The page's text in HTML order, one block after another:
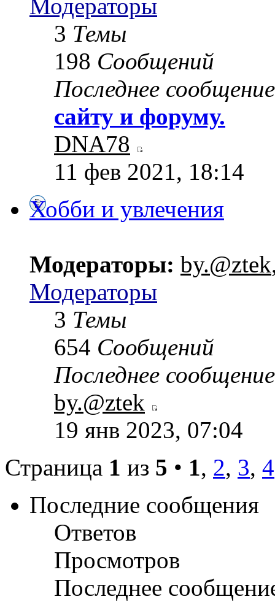
Модераторы
3 Темы
198 Сообщений
Последнее сообщение
сайту и форуму.
DNA78
11 фев 2021, 18:14
Хобби и увлечения
Модераторы: by.@ztek
Модераторы
3 Темы
654 Сообщений
Последнее сообщение
by.@ztek
19 янв 2023, 07:04
Страница 1 из 5 • 1, 2, 3, 4
Последние сообщения
Ответов
Просмотров
Последнее